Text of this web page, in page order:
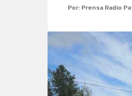
Por: Prensa Radio